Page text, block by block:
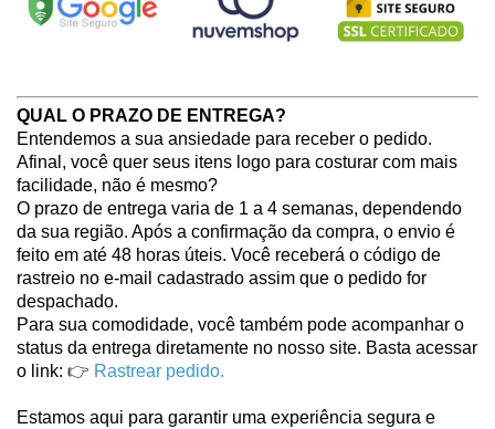
QUAL O PRAZO DE ENTREGA?
Entendemos a sua ansiedade para receber o pedido.
Afinal, você quer seus itens logo para costurar com mais
facilidade, não é mesmo?
O prazo de entrega varia de 1 a 4 semanas, dependendo
da sua região. Após a confirmação da compra, o envio é
feito em até 48 horas úteis. Você receberá o código de
rastreio no e-mail cadastrado assim que o pedido for
despachado.
Para sua comodidade, você também pode acompanhar o
status da entrega diretamente no nosso site. Basta acessar
o link: 👉 Rastrear pedido.
Estamos aqui para garantir uma experiência segura e